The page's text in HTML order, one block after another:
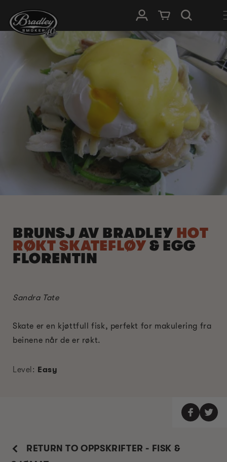
INNHOLDET
Logg InnHandlevogn
BRUNSJ AV BRADLEY HOT
RØKT SKATEFLØY& EGG
FLORENTIN
Sandra Tate
Skate er en kjøttfull fisk, perfekt for makulering fra
beinene når de er røkt.
Level: Easy
RETURN TO OPPSKRIFTER - FISK &